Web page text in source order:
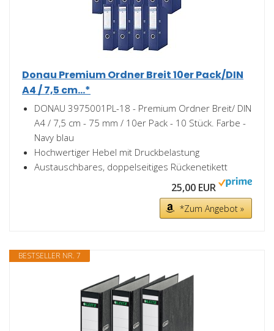
Donau Premium Ordner Breit 10er Pack/DIN
A4 / 7,5 cm...*
DONAU 3975001PL-18 - Premium Ordner Breit/ DIN
A4 / 7,5 cm - 75 mm / 10er Pack - 10 Stück. Farbe -
Navy blau
Hochwertiger Hebel mit Druckbelastung
Austauschbares, doppelseitiges Rückenetikett
25,00 EUR
*Zum Angebot »
BESTSELLER NR. 7